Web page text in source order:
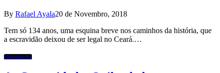
By Rafael Ayala20 de Novembro, 2018
Tem só 134 anos, uma esquina breve nos caminhos da história, que
a escravidão deixou de ser legal no Ceará.…
Especial 85